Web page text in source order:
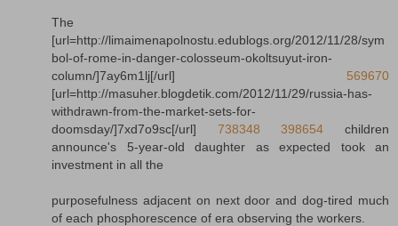
The
[url=http://limaimenapolnostu.edublogs.org/2012/11/28/sym
bol-of-rome-in-danger-colosseum-okoltsuyut-iron-
column/]7ay6m1lj[/url] 569670
[url=http://masuher.blogdetik.com/2012/11/29/russia-has-
withdrawn-from-the-market-sets-for-
doomsday/]7xd7o9sc[/url] 738348 398654 children
announce's 5-year-old daughter as expected took an
investment in all the
purposefulness adjacent on next door and dog-tired much
of each phosphorescence of era observing the workers.